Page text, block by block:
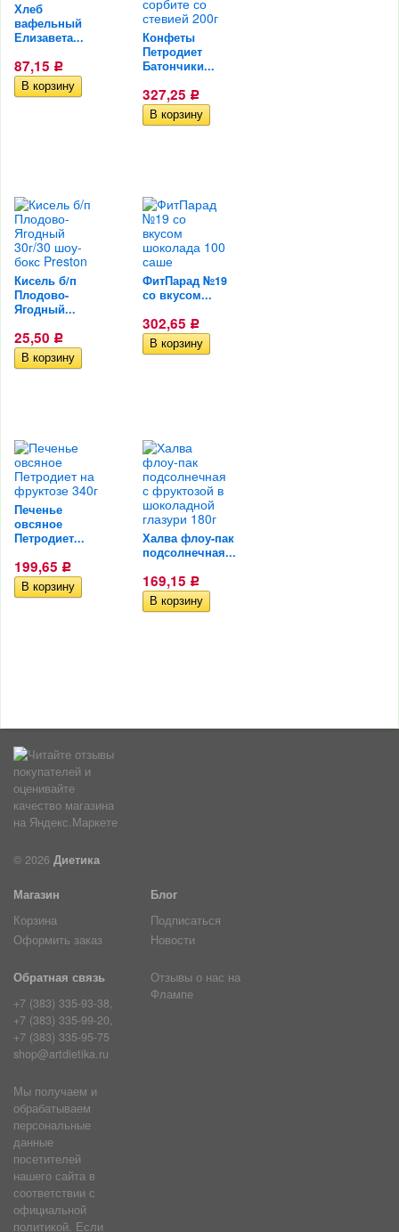
Хлеб
вафельный
Елизавета...
87,15 Р
Конфеты
Петродиет
Батончики...
327,25 Р
Кисель б/п
Плодово-
Ягодный...
25,50 Р
ФитПарад №19
со вкусом...
302,65 Р
Печенье
овсяное
Петродиет...
199,65 Р
Халва флоу-пак
подсолнечная...
169,15 Р
© 2026 Диетика
Магазин
Корзина
Оформить заказ
Блог
Подписаться
Новости
Обратная связь
+7 (383) 335-93-38,
+7 (383) 335-99-20,
+7 (383) 335-95-75
shop@artdietika.ru
Отзывы о нас на
Флампе
Мы получаем и
обрабатываем
персональные
данные
посетителей
нашего сайта в
соответствии с
официальной
политикой. Если